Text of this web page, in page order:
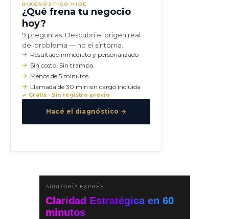
DIAGNÓSTICO HIDE
¿Qué frena tu negocio
hoy?
9 preguntas. Descubrí el origen real
del problema — no el síntoma.
Resultado inmediato y personalizado
Sin costo. Sin trampa.
Menos de 5 minutos
Llamada de 30 min sin cargo incluida
✓ Gratis · Sin registro previo
Hacé el diagnóstico →
AUDITORÍA EXPRÉS
Claridad Estratégica en 60
minutos